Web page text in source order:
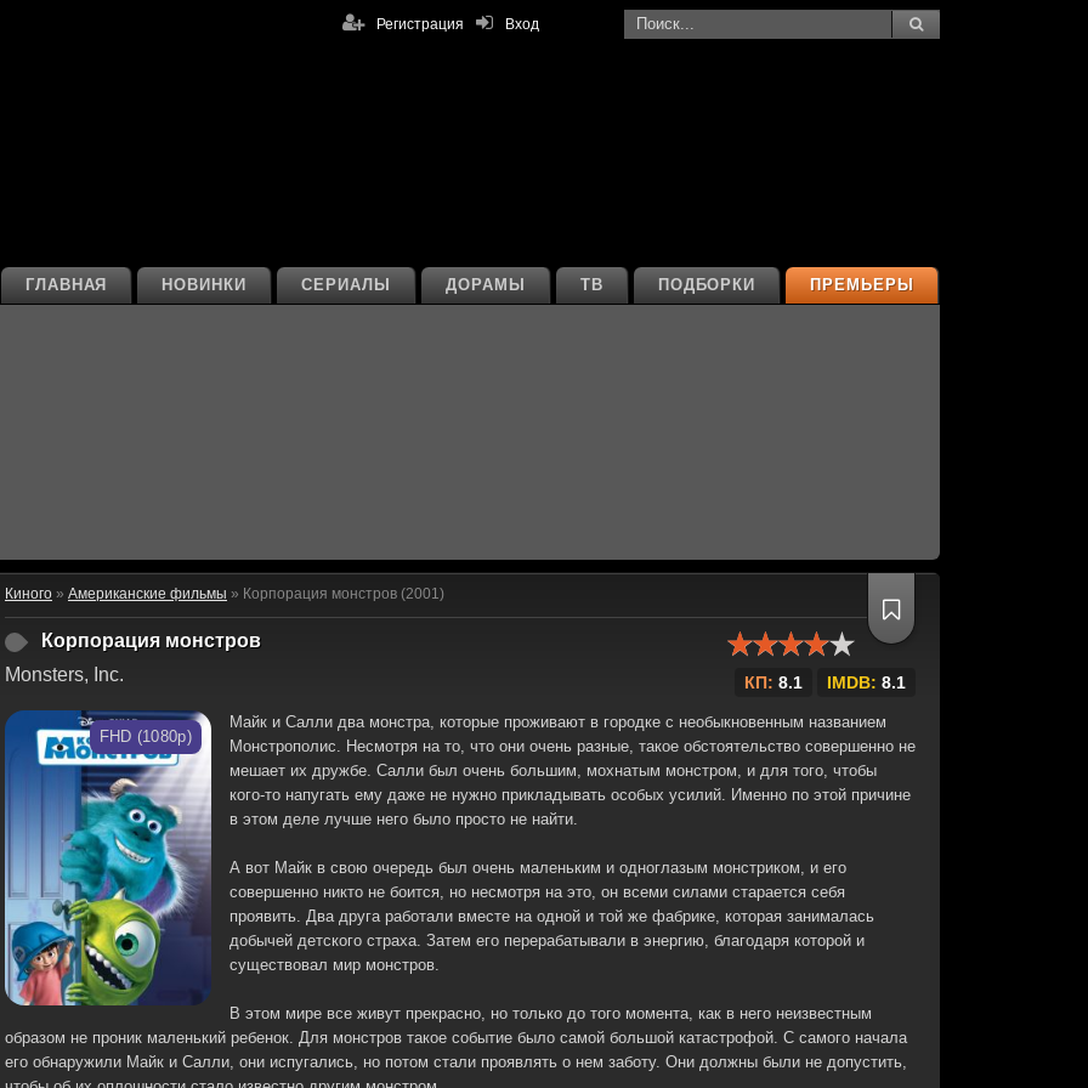
Вход
Регистрация
ПРЕМЬЕРЫ
ПОДБОРКИ
ТВ
ДОРАМЫ
СЕРИАЛЫ
НОВИНКИ
ГЛАВНАЯ
Киного » Американские фильмы » Корпорация монстров (2001)
Корпорация монстров
Monsters, Inc.
КП: 8.1 IMDB: 8.1
FHD (1080p)
Майк и Салли два монстра, которые проживают в городке с необыкновенным названием
Монстрополис. Несмотря на то, что они очень разные, такое обстоятельство совершенно не
мешает их дружбе. Салли был очень большим, мохнатым монстром, и для того, чтобы
кого-то напугать ему даже не нужно прикладывать особых усилий. Именно по этой причине
в этом деле лучше него было просто не найти.
А вот Майк в свою очередь был очень маленьким и одноглазым монстриком, и его
совершенно никто не боится, но несмотря на это, он всеми силами старается себя
проявить. Два друга работали вместе на одной и той же фабрике, которая занималась
добычей детского страха. Затем его перерабатывали в энергию, благодаря которой и
существовал мир монстров.
В этом мире все живут прекрасно, но только до того момента, как в него неизвестным
образом не проник маленький ребенок. Для монстров такое событие было самой большой катастрофой. С самого начала
его обнаружили Майк и Салли, они испугались, но потом стали проявлять о нем заботу. Они должны были не допустить,